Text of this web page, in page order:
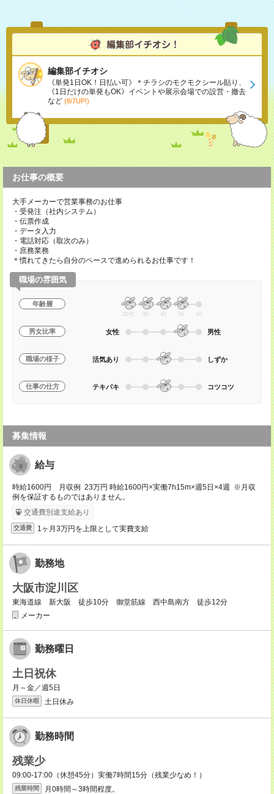
編集部イチオシ
《単発1日OK！日払い可》＊チラシのモクモクシール貼り、
《1日だけの単発もOK》イベントや展示会場での設営・撤去
など (8/7UP!)
お仕事の概要
大手メーカーで営業事務のお仕事
・受発注（社内システム）
・伝票作成
・データ入力
・電話対応（取次のみ）
・庶務業務
＊慣れてきたら自分のペースで進められるお仕事です！
職場の雰囲気
年齢層
20代 30 40 50 60
男女比率 女性 男性
職場の様子 活気あり しずか
仕事の仕方 テキパキ コツコツ
募集情報
給与
時給1600円 月収例 23万円 時給1600円×実働7h15m×週5日×4週 ※月収
例を保証するものではありません。
交通費別途支給あり
交通費 1ヶ月3万円を上限として実費支給
勤務地
大阪市淀川区
東海道線 新大阪 徒歩10分 御堂筋線 西中島南方 徒歩12分
メーカー
勤務曜日
土日祝休
月～金／週5日
休日休暇 土日休み
勤務時間
残業少
09:00-17:00（休憩45分）実働7時間15分（残業少なめ！）
残業時間
月0時間～3時間程度。